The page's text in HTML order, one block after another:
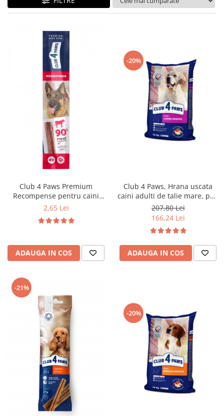
Club 4 Paws Premium
Recompense pentru caini
stick cu vita, 12g
2,65 Lei
ADAUGA IN COS
-20%
Club 4 Paws, Hrana uscata
caini adulti de talie mare, pui,
14kg
207,80 Lei
166,24 Lei
ADAUGA IN COS
-21%
-20%